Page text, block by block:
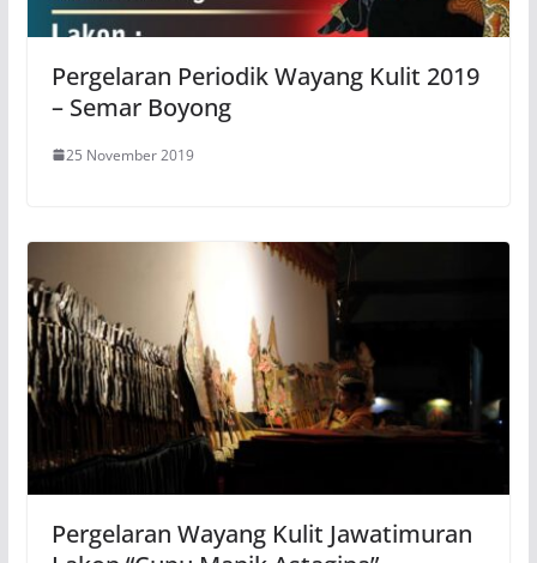
Pergelaran Periodik Wayang Kulit 2019
– Semar Boyong
25 November 2019
Pergelaran Wayang Kulit Jawatimuran